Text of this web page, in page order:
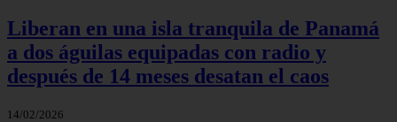
Liberan en una isla tranquila de Panamá
a dos águilas equipadas con radio y
después de 14 meses desatan el caos
14/02/2026